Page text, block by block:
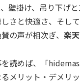
壁掛け、吊り下げ
さと快適さ、そし
の声が相次ぎ、 楽
を読めば、「
メリット・デメリ